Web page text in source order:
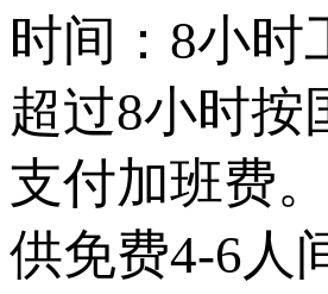
时间：8小时
超过8小时按
支付加班费
供免费4-6人